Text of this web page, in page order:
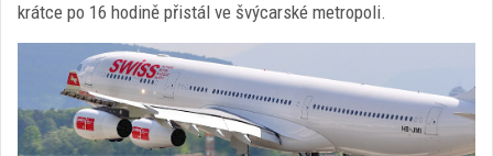
krátce po 16 hodině přistál ve švýcarské metropoli.